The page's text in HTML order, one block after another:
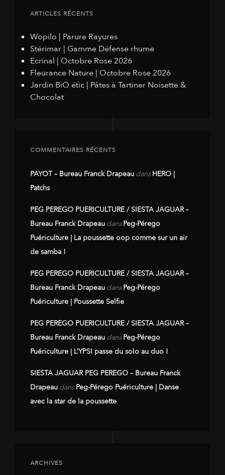
ARTICLES RÉCENTS
Wopilo | Parure Rayures
Stérimar | Gamme Défense rhume
Ecrinal | Octobre Rose 2026
Fleurance Nature | Octobre Rose 2026
Jardin BiO étic | Pâtes à Tartiner Noisette &
Chocolat
COMMENTAIRES RÉCENTS
PAYOT – Bureau Franck Drapeau dansHERO |
Patchs
PEG PEREGO PUERICULTURE / SIESTA JAGUAR –
Bureau Franck Drapeau dansPeg-Pérego
Puériculture | La poussette oop comme sur un air
de samba !
PEG PEREGO PUERICULTURE / SIESTA JAGUAR –
Bureau Franck Drapeau dansPeg-Pérego
Puériculture | Poussette Selfie
PEG PEREGO PUERICULTURE / SIESTA JAGUAR –
Bureau Franck Drapeau dansPeg-Pérego
Puériculture | L’YPSI passe du solo au duo !
SIESTA JAGUAR PEG PEREGO – Bureau Franck
Drapeau dansPeg-Pérego Puériculture | Danse
avec la star de la poussette
ARCHIVES